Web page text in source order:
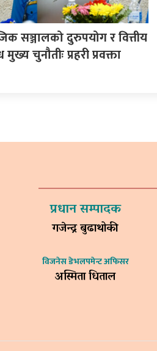
सञ्जालको दुरुपयोग र वित्तीय
चुनौतीः प्रहरी प्रवक्ता
प्रधान सम्पादक
गजेन्द्र बुढाथोकी
विजनेस डेभलपमेन्ट अफिसर
अस्मिता धिताल